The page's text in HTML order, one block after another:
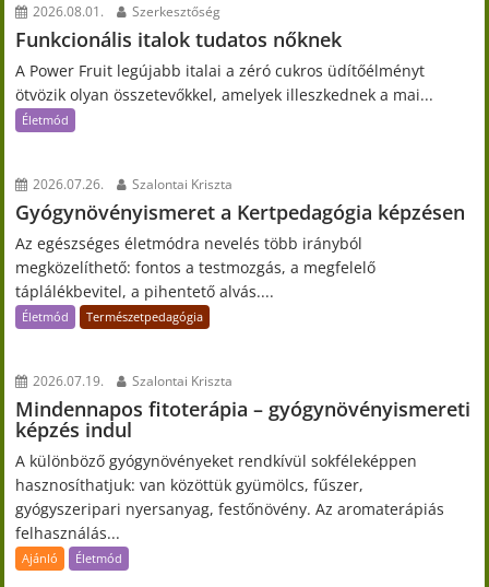
2026.08.01. Szerkesztőség
Funkcionális italok tudatos nőknek
A Power Fruit legújabb italai a zéró cukros üdítőélményt
ötvözik olyan összetevőkkel, amelyek illeszkednek a mai...
Életmód
2026.07.26. Szalontai Kriszta
Gyógynövényismeret a Kertpedagógia képzésen
Az egészséges életmódra nevelés több irányból
megközelíthető: fontos a testmozgás, a megfelelő
táplálékbevitel, a pihentető alvás....
Életmód Természetpedagógia
2026.07.19. Szalontai Kriszta
Mindennapos fitoterápia – gyógynövényismereti
képzés indul
A különböző gyógynövényeket rendkívül sokféleképpen
hasznosíthatjuk: van közöttük gyümölcs, fűszer,
gyógyszeripari nyersanyag, festőnövény. Az aromaterápiás
felhasználás...
Ajánló Életmód